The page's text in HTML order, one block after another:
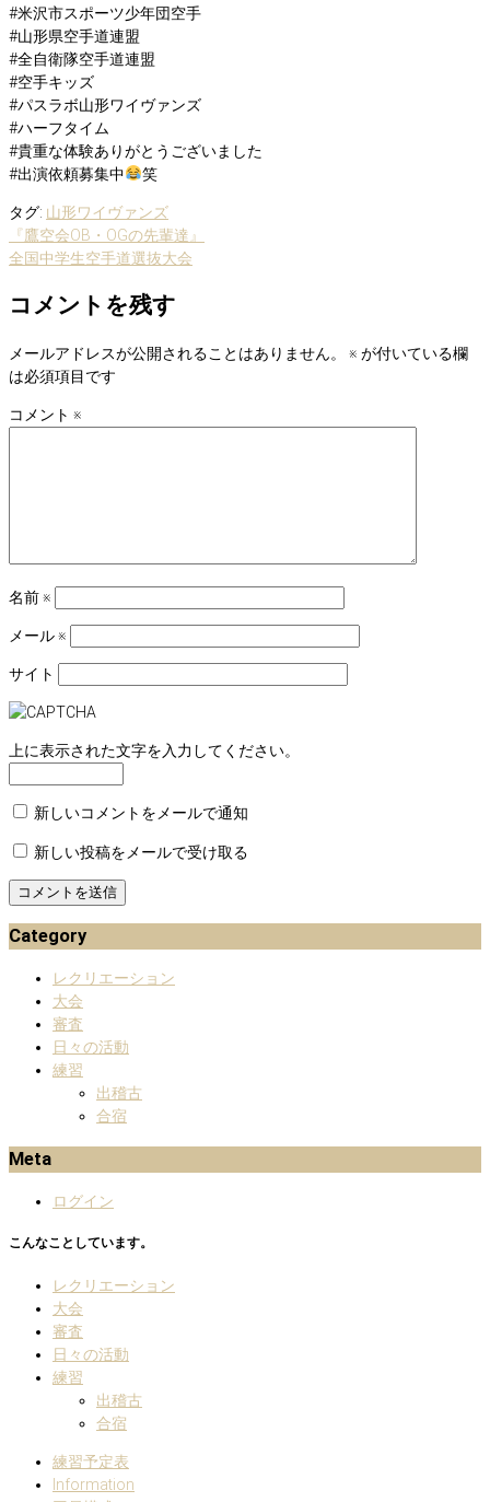
#米沢市スポーツ少年団空手
#山形県空手道連盟
#全自衛隊空手道連盟
#空手キッズ
#パスラボ山形ワイヴァンズ
#ハーフタイム
#貴重な体験ありがとうございました
#出演依頼募集中
笑
タグ: 山形ワイヴァンズ
投
稿
ナ
ゲ
ー
『鷹空会OB・OGの先輩達』
全国中学生空手道選抜大会
コメントを残す
メールアドレスが公開されることはありません。 ※ が付いている欄
は必須項目です
コメント ※
名前※
メール※
サイト
上に表示された文字を入力してください。
新しいコメントをメールで通知
新しい投稿をメールで受け取る
Category
レクリエーション
大会
審査
日々の活動
練習
出稽古
合宿
Meta
ログイン
こんなことしています。
レクリエーション
大会
審査
日々の活動
練習
出稽古
合宿
練習予定表
Information